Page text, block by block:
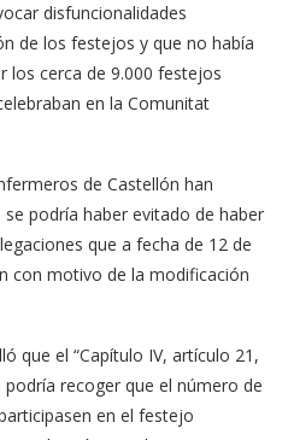
disfuncionalidades
de los festejos y que no había
los cerca de 9.000 festejos
en la Comunitat
de Castellón han
podría haber evitado de haber
que a fecha de 12 de
con motivo de la modificación
que el “Capítulo IV, artículo 21,
recoger que el número de
en el festejo